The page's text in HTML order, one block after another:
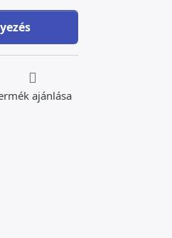
Ft, quantity 1.
ajánlása